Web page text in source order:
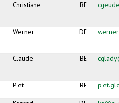
Christiane BE
Werner DE
Claude BE
Piet BE